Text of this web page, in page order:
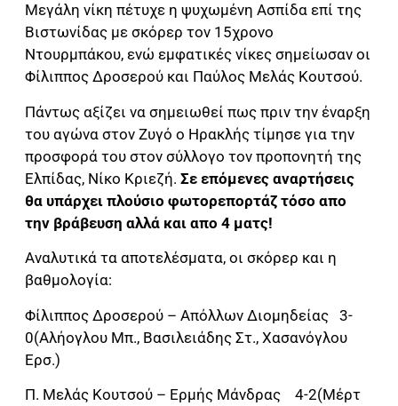
Μεγάλη νίκη πέτυχε η ψυχωμένη Ασπίδα επί της
Βιστωνίδας με σκόρερ τον 15χρονο
Ντουρμπάκου, ενώ εμφατικές νίκες σημείωσαν οι
Φίλιππος Δροσερού και Παύλος Μελάς Κουτσού.
Πάντως αξίζει να σημειωθεί πως πριν την έναρξη
του αγώνα στον Ζυγό ο Ηρακλής τίμησε για την
προσφορά του στον σύλλογο τον προπονητή της
Ελπίδας, Νίκο Κριεζή. Σε επόμενες αναρτήσεις
θα υπάρχει πλούσιο φωτορεπορτάζ τόσο απο
την βράβευση αλλά και απο 4 ματς!
Αναλυτικά τα αποτελέσματα, οι σκόρερ και η
βαθμολογία:
Φίλιππος Δροσερού – Απόλλων Διομηδείας 3-
0(Αλήογλου Μπ., Βασιλειάδης Στ., Χασανόγλου
Ερσ.)
Π. Μελάς Κουτσού – Ερμής Μάνδρας 4-2(Μέρτ